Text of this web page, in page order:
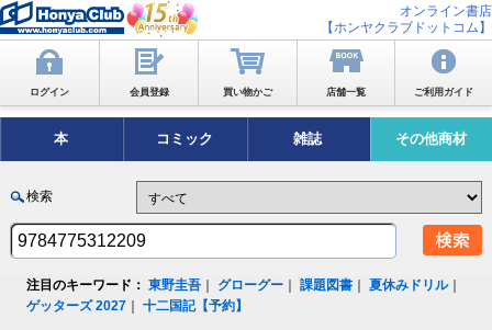
オンライン書店
【ホンヤクラブドットコム】
ログイン 会員登録 買い物かご 店舗一覧 ご利用ガイド
本 コミック 雑誌 その他商材
検索
注目のキーワード： 東野圭吾 グローグー ｜課題図書 ｜夏休みドリル｜
ゲッターズ 2027 ｜十二国記【予約】